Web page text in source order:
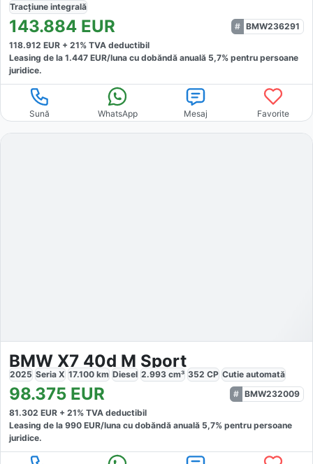
Tracțiune integrală
143.884 EUR
BMW236291
118.912 EUR + 21% TVA deductibil
Leasing de la 1.447 EUR/luna cu dobăndă anuală 5,7% pentru persoane
juridice.
Sună WhatsApp Mesaj Favorite
BMW X7 40d M Sport
2025 Seria X 17.100 km Diesel 2.993 cm³ 352 CP Cutie automată
98.375 EUR
BMW232009
81.302 EUR + 21% TVA deductibil
Leasing de la 990 EUR/luna cu dobăndă anuală 5,7% pentru persoane
juridice.